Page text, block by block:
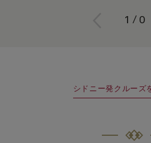
1 / 0
シドニー発クルーズ